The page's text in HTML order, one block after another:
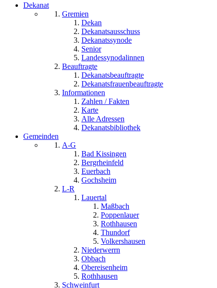
Dekanat
Gremien
Dekan
Dekanatsausschuss
Dekanatssynode
Senior
Landessynodalinnen
Beauftragte
Dekanatsbeauftragte
Dekanatsfrauenbeauftragte
Informationen
Zahlen / Fakten
Karte
Alle Adressen
Dekanatsbibliothek
Gemeinden
A-G
Bad Kissingen
Bergrheinfeld
Euerbach
Gochsheim
L-R
Lauertal
Maßbach
Poppenlauer
Rothhausen
Thundorf
Volkershausen
Niederwerrn
Obbach
Obereisenheim
Rothhausen
Schweinfurt